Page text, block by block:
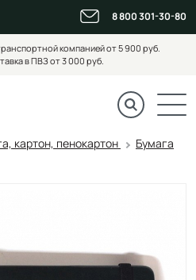
8 800 301-30-80
компанией от 5 900 руб.
в ПВЗ от 3 000 руб.
картон, пенокартон
Бумага